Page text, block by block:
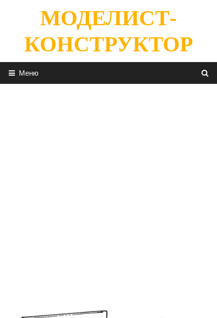
содержимомуМОДЕЛИСТ-
КОНСТРУКТОР
Меню